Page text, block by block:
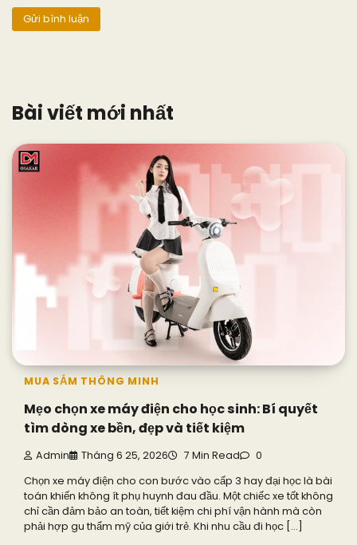
Bài viết mới nhất
MUA SẮM THÔNG MINH
Mẹo chọn xe máy điện cho học sinh: Bí quyết
tìm dòng xe bền, đẹp và tiết kiệm
Admin Tháng 6 25, 2026 7 Min Read 0
Chọn xe máy điện cho con bước vào cấp 3 hay đại học là bài
toán khiến không ít phụ huynh đau đầu. Một chiếc xe tốt không
chỉ cần đảm bảo an toàn, tiết kiệm chi phí vận hành mà còn
phải hợp gu thẩm mỹ của giới trẻ. Khi nhu cầu đi học […]